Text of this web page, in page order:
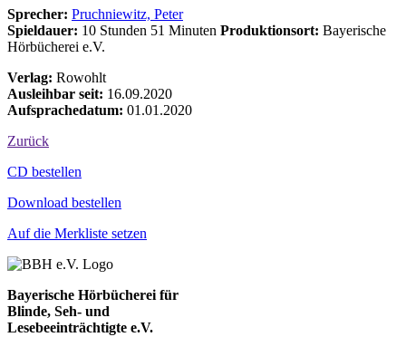
Sprecher: Pruchniewitz, Peter
Spieldauer: 10 Stunden 51 Minuten Produktionsort: Bayerische
Hörbücherei e.V.
Verlag: Rowohlt
Ausleihbar seit: 16.09.2020
Aufsprachedatum: 01.01.2020
Zurück
Bestell-Aktionen
CD bestellen
Download bestellen
Auf die Merkliste setzen
Bayerische Hörbücherei für
Blinde, Seh- und
Lesebeeinträchtigte e.V.